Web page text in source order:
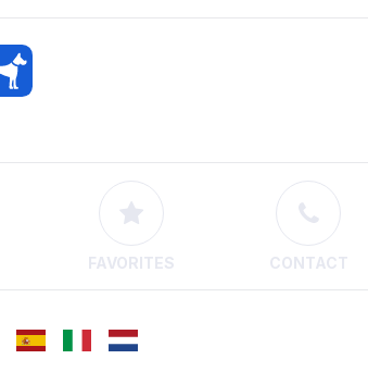
FAVORITES CONTACT